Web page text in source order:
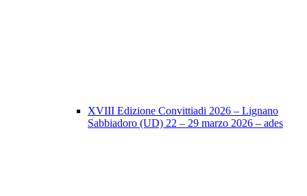
XVIII Edizione Convittiadi 2026 – Lignano
Sabbiadoro (UD) 22 – 29 marzo 2026 – ades